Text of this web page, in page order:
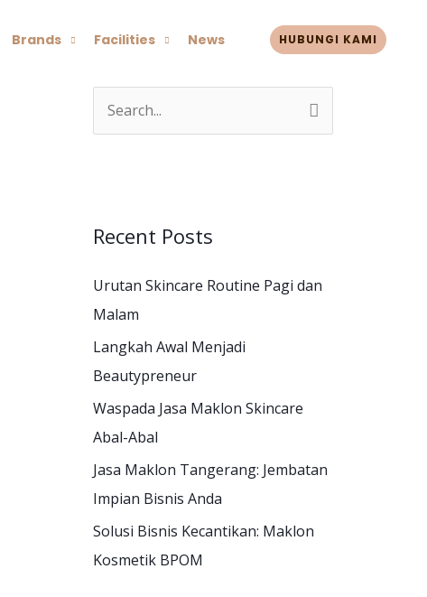
Brands Facilities News HUBUNGI KAMI
c
f
o
r
:
Recent Posts
Urutan Skincare Routine Pagi dan
Malam
Langkah Awal Menjadi
Beautypreneur
Waspada Jasa Maklon Skincare
Abal-Abal
Jasa Maklon Tangerang: Jembatan
Impian Bisnis Anda
Solusi Bisnis Kecantikan: Maklon
Kosmetik BPOM